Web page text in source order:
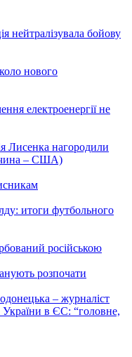
нейтралізувала бойову
нового
електроенергії не
Лисенка нагородили
– США)
итоги футбольного
російською
розпочати
– журналіст
України в ЄС: “головне,